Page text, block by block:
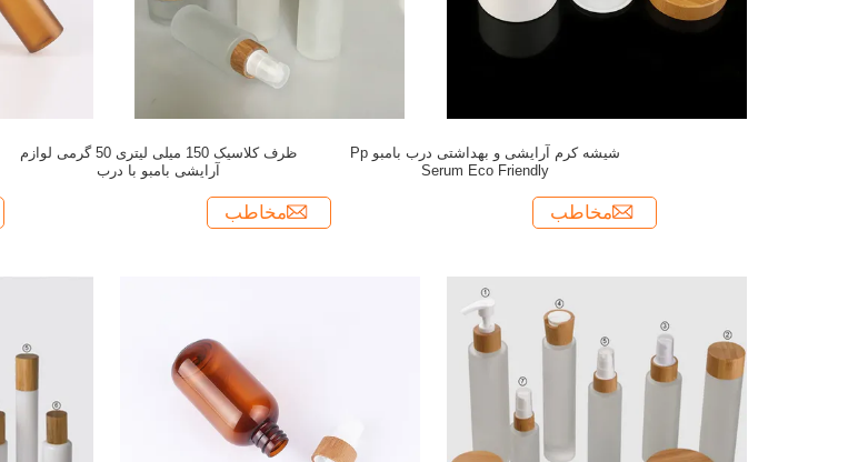
ظرف کلاسیک 150 میلی لیتری 50 گرمی لوازم
آرایشی بامبو با درب
مخاطب
شیشه کرم آرایشی و بهداشتی درب بامبو Pp
Serum Eco Friendly
مخاطب